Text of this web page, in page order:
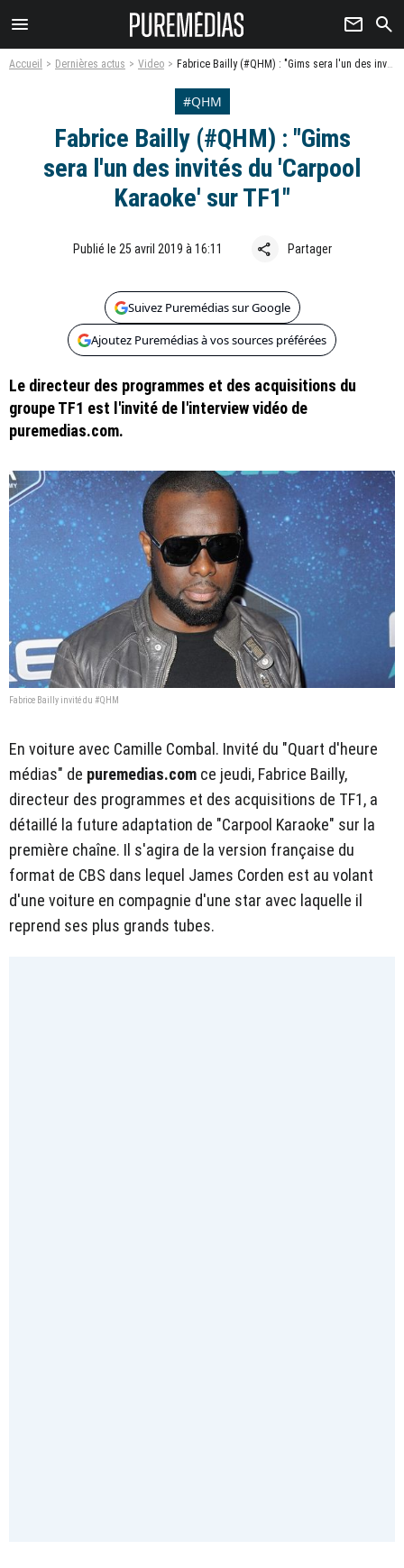
menu newsletter search
Accueil Dernières actus Video Fabrice Bailly (#QHM) : "Gims sera l'un des invités du 'Carpool Karaoke' sur TF1"
#QHM
Fabrice Bailly (#QHM) : "Gims
sera l'un des invités du 'Carpool
Karaoke' sur TF1"
Publié le 25 avril 2019 à 16:11 share Partager
Suivez Puremédias sur Google
Ajoutez Puremédias à vos sources préférées
Le directeur des programmes et des acquisitions du
groupe TF1 est l'invité de l'interview vidéo de
puremedias.com.
Fabrice Bailly invité du #QHM
En voiture avec Camille Combal. Invité du "Quart d'heure
médias" de puremedias.com ce jeudi, Fabrice Bailly,
directeur des programmes et des acquisitions de TF1, a
détaillé la future adaptation de "Carpool Karaoke" sur la
première chaîne. Il s'agira de la version française du
format de CBS dans lequel James Corden est au volant
d'une voiture en compagnie d'une star avec laquelle il
reprend ses plus grands tubes.